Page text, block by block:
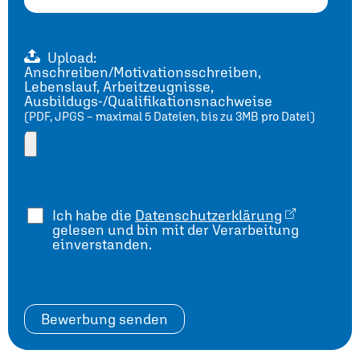
Upload:
Anschreiben/Motivationsschreiben,
Lebenslauf, Arbeitzeugnisse,
Ausbildugs-/Qualifikationsnachweise
(PDF, JPGS – maximal 5 Dateien, bis zu 3MB pro Datei)
Ich habe die Datenschutzerklärung
gelesen und bin mit der Verarbeitung
einverstanden.